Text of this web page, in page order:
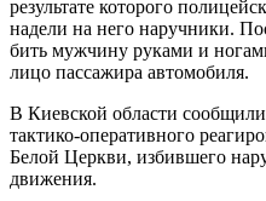
результате которого
надели на него наручники.
бить мужчину руками и
лицо пассажира автомобиля.
В Киевской области
тактико-оперативного
Белой Церкви, избившего
движения.